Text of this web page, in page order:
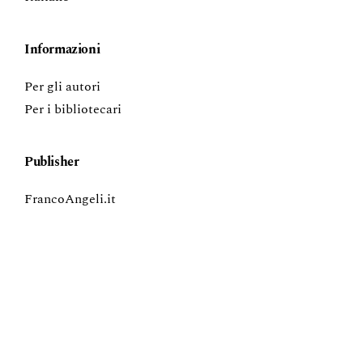
Informazioni
Per gli autori
Per i bibliotecari
Publisher
FrancoAngeli.it